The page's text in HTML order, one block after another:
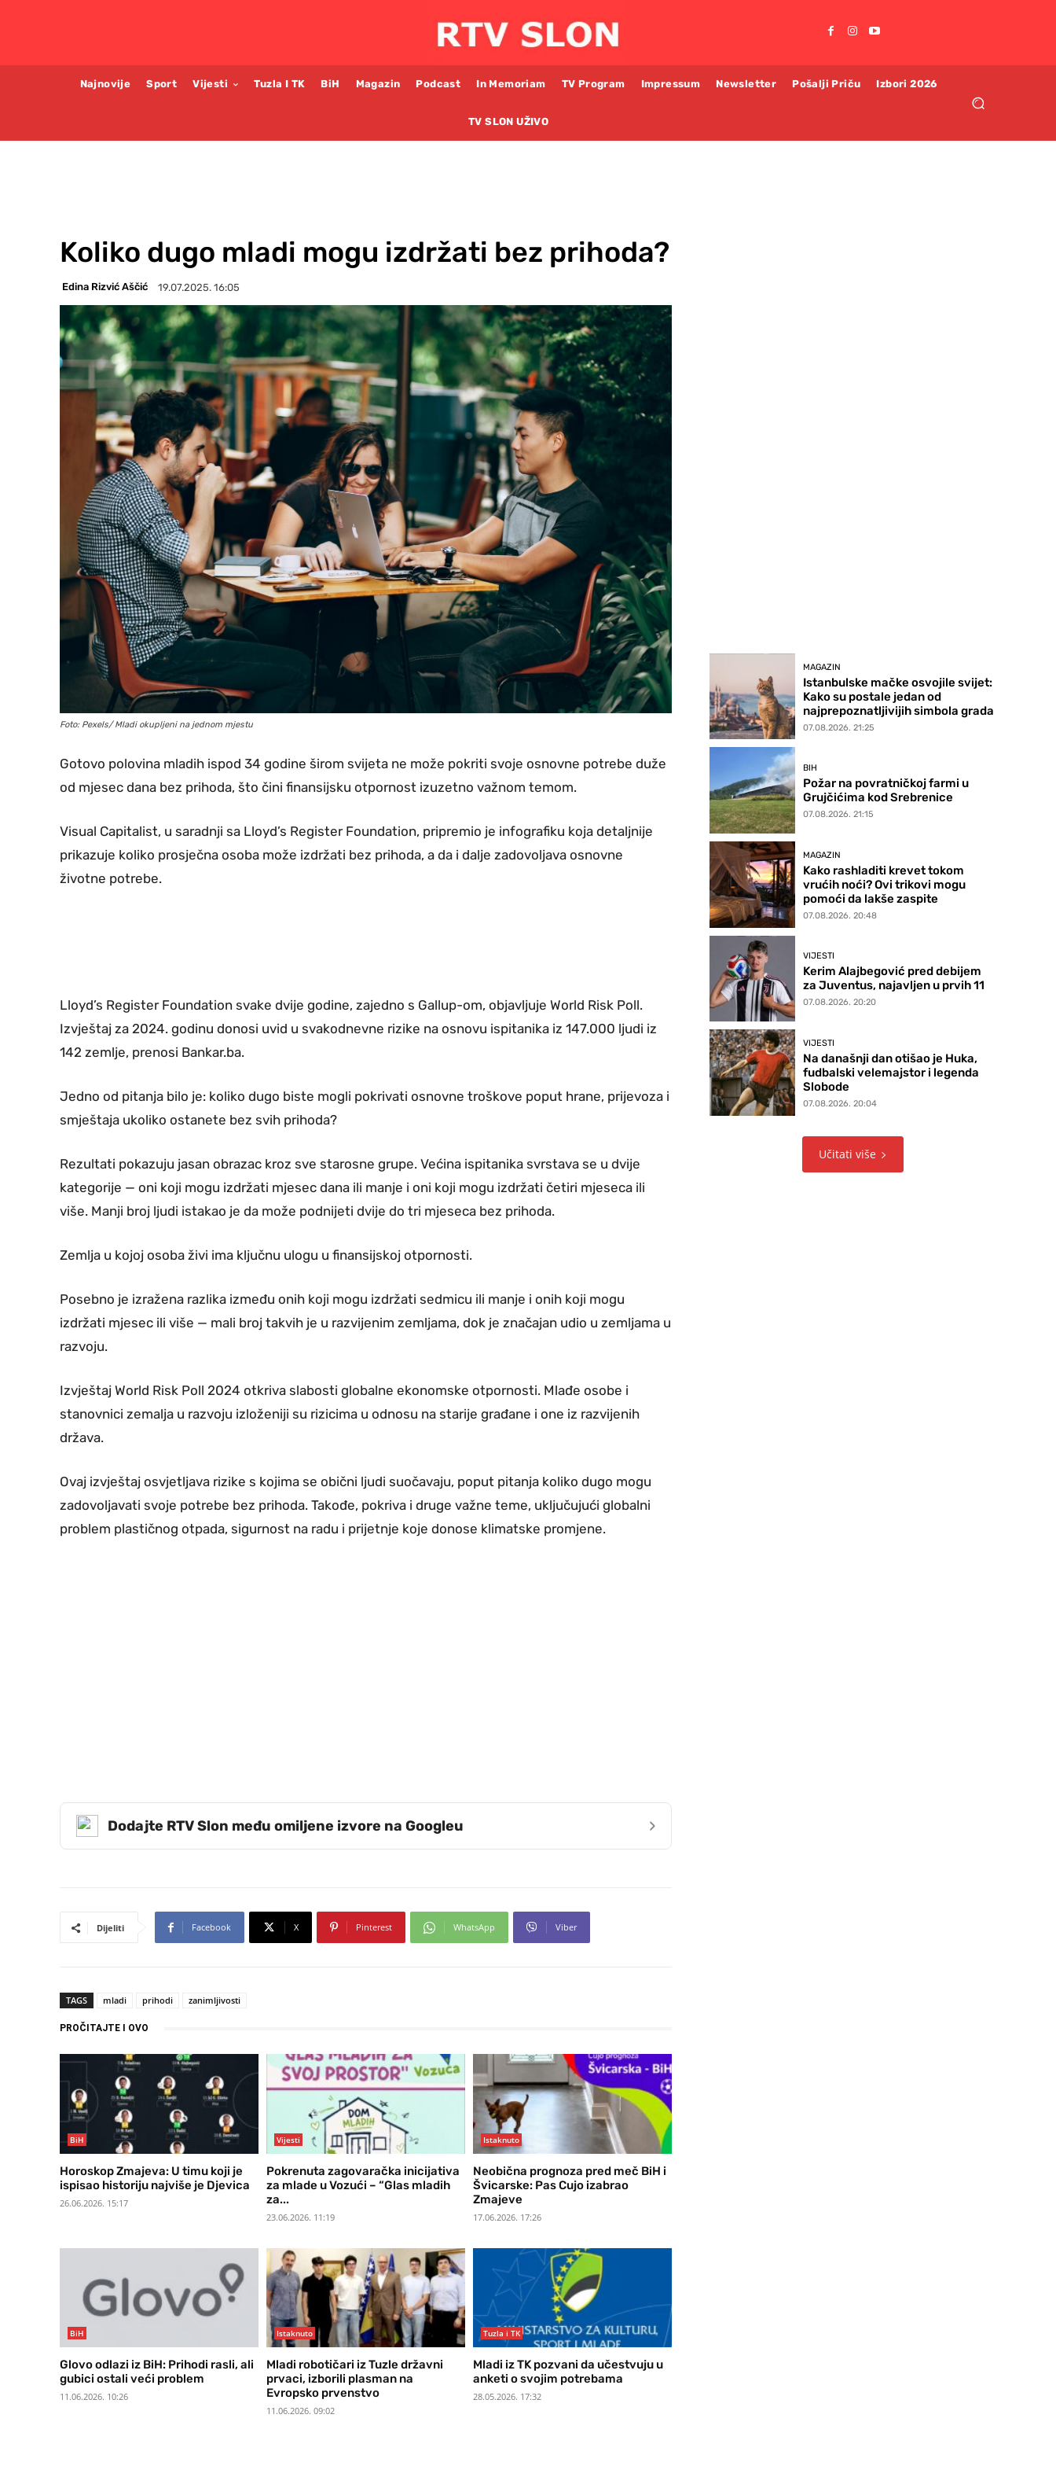
Najnovije Sport Vijesti Tuzla I TK BiH Magazin Podcast In Memoriam TV Program Impressum Newsletter Pošalji Priču Izbori 2026
TV SLON UŽIVO
Koliko dugo mladi mogu izdržati bez prihoda?
Edina Rizvić Aščić 19.07.2025. 16:05
Foto: Pexels/ Mladi okupljeni na jednom mjestu
Gotovo polovina mladih ispod 34 godine širom svijeta ne može pokriti svoje osnovne potrebe duže
od mjesec dana bez prihoda, što čini finansijsku otpornost izuzetno važnom temom.
Visual Capitalist, u saradnji sa Lloyd’s Register Foundation, pripremio je infografiku koja detaljnije
prikazuje koliko prosječna osoba može izdržati bez prihoda, a da i dalje zadovoljava osnovne
životne potrebe.
Lloyd’s Register Foundation svake dvije godine, zajedno s Gallup-om, objavljuje World Risk Poll.
Izvještaj za 2024. godinu donosi uvid u svakodnevne rizike na osnovu ispitanika iz 147.000 ljudi iz
142 zemlje, prenosi Bankar.ba.
Jedno od pitanja bilo je: koliko dugo biste mogli pokrivati osnovne troškove poput hrane, prijevoza i
smještaja ukoliko ostanete bez svih prihoda?
Rezultati pokazuju jasan obrazac kroz sve starosne grupe. Većina ispitanika svrstava se u dvije
kategorije — oni koji mogu izdržati mjesec dana ili manje i oni koji mogu izdržati četiri mjeseca ili
više. Manji broj ljudi istakao je da može podnijeti dvije do tri mjeseca bez prihoda.
Zemlja u kojoj osoba živi ima ključnu ulogu u finansijskoj otpornosti.
Posebno je izražena razlika između onih koji mogu izdržati sedmicu ili manje i onih koji mogu
izdržati mjesec ili više — mali broj takvih je u razvijenim zemljama, dok je značajan udio u zemljama u
razvoju.
Izvještaj World Risk Poll 2024 otkriva slabosti globalne ekonomske otpornosti. Mlađe osobe i
stanovnici zemalja u razvoju izloženiji su rizicima u odnosu na starije građane i one iz razvijenih
država.
Ovaj izvještaj osvjetljava rizike s kojima se obični ljudi suočavaju, poput pitanja koliko dugo mogu
zadovoljavati svoje potrebe bez prihoda. Takođe, pokriva i druge važne teme, uključujući globalni
problem plastičnog otpada, sigurnost na radu i prijetnje koje donose klimatske promjene.
Dodajte RTV Slon među omiljene izvore na Googleu ›
Dijeliti Facebook X Pinterest WhatsApp Viber
TAGS mladi prihodi zanimljivosti
PROČITAJTE I OVO
BiH
Horoskop Zmajeva: U timu koji je
ispisao historiju najviše je Djevica
26.06.2026. 15:17
Vijesti
Pokrenuta zagovaračka inicijativa
za mlade u Vozući – “Glas mladih
za...
23.06.2026. 11:19
Istaknuto
Neobična prognoza pred meč BiH i
Švicarske: Pas Cujo izabrao
Zmajeve
17.06.2026. 17:26
BiH
Glovo odlazi iz BiH: Prihodi rasli, ali
gubici ostali veći problem
11.06.2026. 10:26
Istaknuto
Mladi robotičari iz Tuzle državni
prvaci, izborili plasman na
Evropsko prvenstvo
11.06.2026. 09:02
Tuzla i TK
Mladi iz TK pozvani da učestvuju u
anketi o svojim potrebama
28.05.2026. 17:32
MAGAZIN
Istanbulske mačke osvojile svijet:
Kako su postale jedan od
najprepoznatljivijih simbola grada
07.08.2026. 21:25
BIH
Požar na povratničkoj farmi u
Grujčićima kod Srebrenice
07.08.2026. 21:15
MAGAZIN
Kako rashladiti krevet tokom
vrućih noći? Ovi trikovi mogu
pomoći da lakše zaspite
07.08.2026. 20:48
VIJESTI
Kerim Alajbegović pred debijem
za Juventus, najavljen u prvih 11
07.08.2026. 20:20
VIJESTI
Na današnji dan otišao je Huka,
fudbalski velemajstor i legenda
Slobode
07.08.2026. 20:04
Učitati više